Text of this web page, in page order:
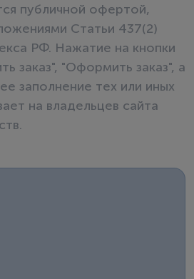
публичной офертой,
Статьи 437(2)
РФ. Нажатие на кнопки
заказ", "Оформить заказ", а
заполнение тех или иных
на владельцев сайта